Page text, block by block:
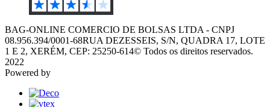
BAG-ONLINE COMERCIO DE BOLSAS LTDA - CNPJ
08.956.394/0001-68RUA DEZESSEIS, S/N, QUADRA 17, LOTE
1 E 2, XERÉM, CEP: 25250-614© Todos os direitos reservados.
2022
Powered by